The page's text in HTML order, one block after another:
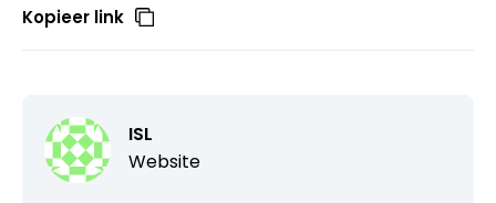
Kopieer link
ISL
Website